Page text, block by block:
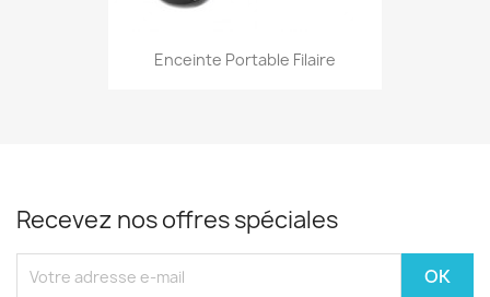
Enceinte Portable Filaire
Recevez nos offres spéciales